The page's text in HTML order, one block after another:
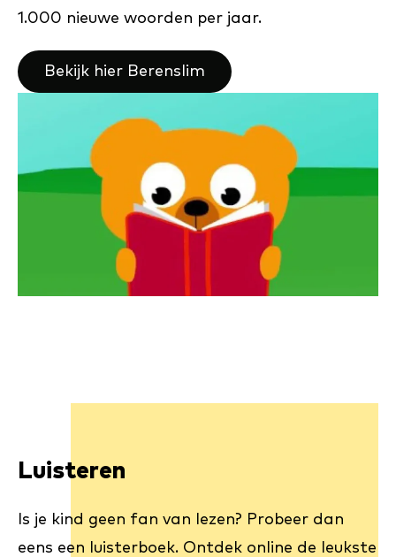
1.000 nieuwe woorden per jaar.
Bekijk hier Berenslim
Luisteren
Is je kind geen fan van lezen? Probeer dan
eens een luisterboek. Ontdek online de leukste